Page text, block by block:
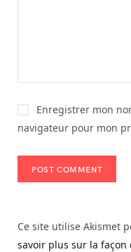
Enregistrer mon
navigateur pour mon
Ce site utilise Akismet
savoir plus sur la façon